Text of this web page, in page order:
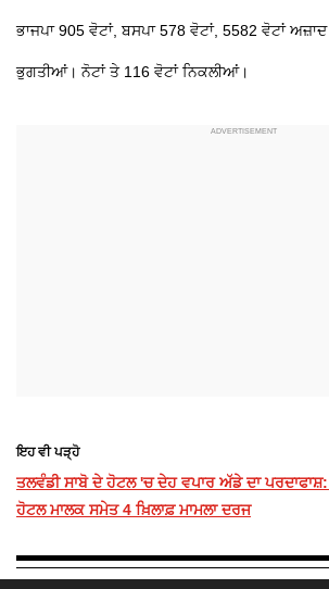
ਭਾਜਪਾ 905 ਵੋਟਾਂ, ਬਸਪਾ 578 ਵੋਟਾਂ, 5582 ਵੋਟਾਂ
ਭੁਗਤੀਆਂ। ਨੋਟਾਂ ਤੇ 116 ਵੋਟਾਂ ਨਿਕਲੀਆਂ।
ਇਹ ਵੀ ਪੜ੍ਹੋ
ਤਲਵੰਡੀ ਸਾਬੋ ਦੇ ਹੋਟਲ 'ਚ ਦੇਹ ਵਪਾਰ ਅੱਡੇ ਦਾ
ਹੋਟਲ ਮਾਲਕ ਸਮੇਤ 4 ਖ਼ਿਲਾਫ਼ ਮਾਮਲਾ ਦਰਜ